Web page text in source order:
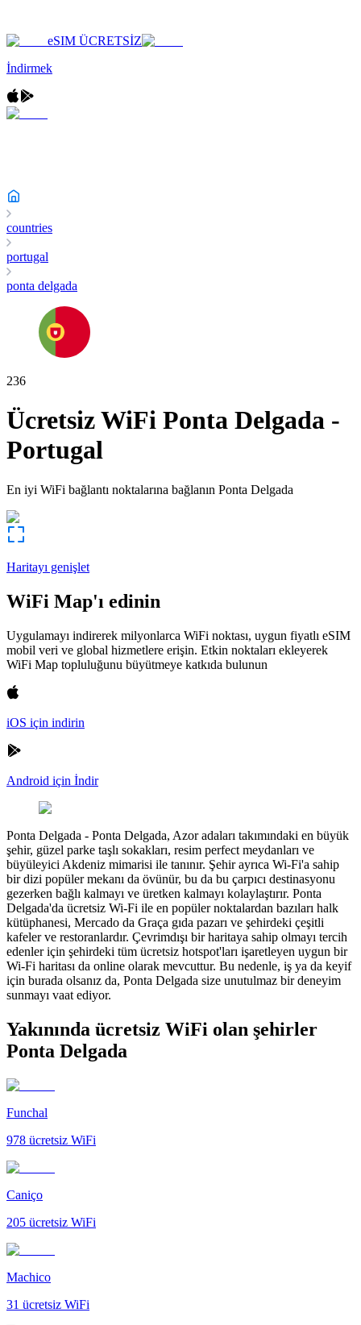
eSIM ÜCRETSİZ
İndirmek
countries
portugal
ponta delgada
236
Ücretsiz WiFi Ponta Delgada -
Portugal
En iyi WiFi bağlantı noktalarına bağlanın Ponta Delgada
Haritayı genişlet
WiFi Map'ı edinin
Uygulamayı indirerek milyonlarca WiFi noktası, uygun fiyatlı eSIM
mobil veri ve global hizmetlere erişin. Etkin noktaları ekleyerek
WiFi Map topluluğunu büyütmeye katkıda bulunun
iOS için indirin
Android için İndir
Ponta Delgada - Ponta Delgada, Azor adaları takımındaki en büyük
şehir, güzel parke taşlı sokakları, resim perfect meydanları ve
büyüleyici Akdeniz mimarisi ile tanınır. Şehir ayrıca Wi-Fi'a sahip
bir dizi popüler mekanı da övünür, bu da bu çarpıcı destinasyonu
gezerken bağlı kalmayı ve üretken kalmayı kolaylaştırır. Ponta
Delgada'da ücretsiz Wi-Fi ile en popüler noktalardan bazıları halk
kütüphanesi, Mercado da Graça gıda pazarı ve şehirdeki çeşitli
kafeler ve restoranlardır. Çevrimdışı bir haritaya sahip olmayı tercih
edenler için şehirdeki tüm ücretsiz hotspot'ları işaretleyen uygun bir
Wi-Fi haritası da online olarak mevcuttur. Bu nedenle, iş ya da keyif
için burada olsanız da, Ponta Delgada size unutulmaz bir deneyim
sunmayı vaat ediyor.
Yakınında ücretsiz WiFi olan şehirler
Ponta Delgada
Funchal
978 ücretsiz WiFi
Caniço
205 ücretsiz WiFi
Machico
31 ücretsiz WiFi